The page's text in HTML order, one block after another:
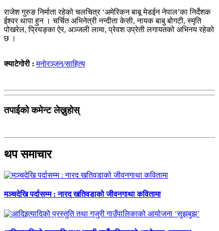
राजेश गुरुङ निर्माता रहेको चलचित्र ‘अमेरिकन बाबू मेडईन नेपाल’का निर्देशक
ईश्वर थापा हुन । चर्चित अभिनेत्री नन्दीता केसी, नायक बाबु बोगटी, स्मृति
पोखरेल, प्रियङ्का ऐर, अञ्जली लामा, प्रेवश उप्रेती लगायतको अभिनय रहेको
छ ।
क्याटेगोरी :मनोरञ्जन/साहित्य
तपाईको कमेन्ट लेख्नुहोस्
थप समाचार
मञ्चदेखि पर्दासम्म : नारद खतिवडाको जीवनगाथा कवितामा